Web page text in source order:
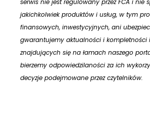
serwis nie jest regulowany przez FCA i nie
jakichkolwiek produktów i usług, w tym
finansowych, inwestycyjnych, ani
gwarantujemy aktualności i kompletności
znajdujących się na łamach naszego
bierzemy odpowiedzilaności za ich
decyzje podejmowane przez czytelników.